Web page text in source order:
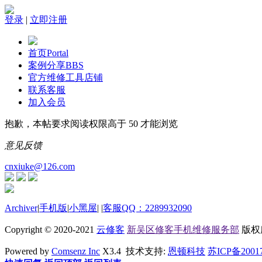
登录 | 立即注册
首页Portal
案例分享BBS
官方维修工具店铺
联系客服
加入会员
抱歉，本帖要求阅读权限高于 50 才能浏览
意见反馈
cnxiuke@126.com
Archiver|手机版|小黑屋| |客服QQ：2289932090
Copyright © 2020-2021 云修客 新吴区修客手机维修服务部 版权
Powered by Comsenz Inc X3.4 技术支持: 恩顿科技 苏ICP备